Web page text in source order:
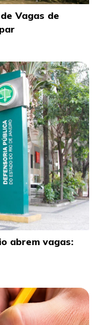
Vagas de
abrem vagas: